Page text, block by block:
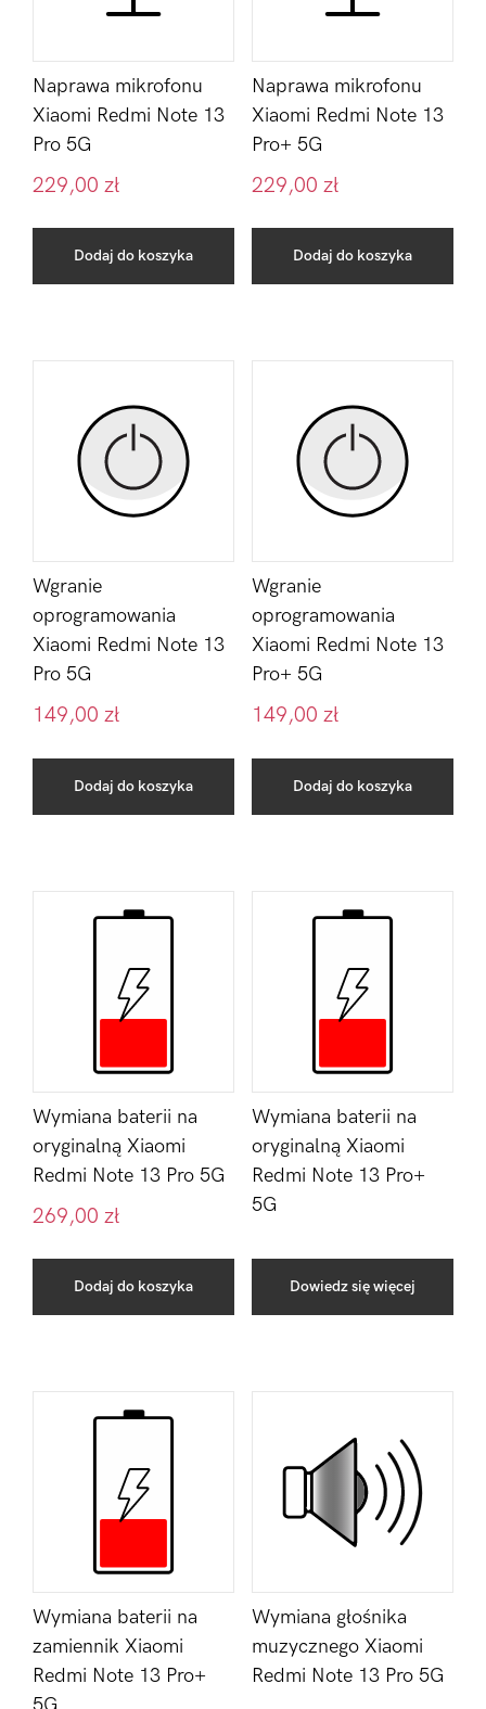
Naprawa mikrofonu
Xiaomi Redmi Note 13
Pro 5G
229,00 zł
Dodaj do koszyka
Naprawa mikrofonu
Xiaomi Redmi Note 13
Pro+ 5G
229,00 zł
Dodaj do koszyka
Wgranie
oprogramowania
Xiaomi Redmi Note 13
Pro 5G
149,00 zł
Dodaj do koszyka
Wgranie
oprogramowania
Xiaomi Redmi Note 13
Pro+ 5G
149,00 zł
Dodaj do koszyka
Wymiana baterii na
oryginalną Xiaomi
Redmi Note 13 Pro 5G
269,00 zł
Dodaj do koszyka
Wymiana baterii na
oryginalną Xiaomi
Redmi Note 13 Pro+
5G
Dowiedz się więcej
Wymiana baterii na
zamiennik Xiaomi
Redmi Note 13 Pro+
Wymiana głośnika
muzycznego Xiaomi
Redmi Note 13 Pro 5G